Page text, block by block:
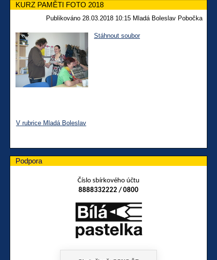
KURZ PAMĚTI FOTO 2018
Publikováno 28.03.2018 10:15 Mladá Boleslav Pobočka
Stáhnout soubor
V rubrice Mladá Boleslav
Podpora
Číslo sbírkového účtu
8888332222 / 0800